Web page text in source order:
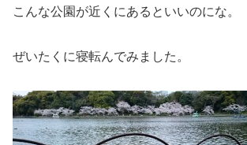
こんな公園が近くにあるといいのにな。
ぜいたくに寝転んでみました。